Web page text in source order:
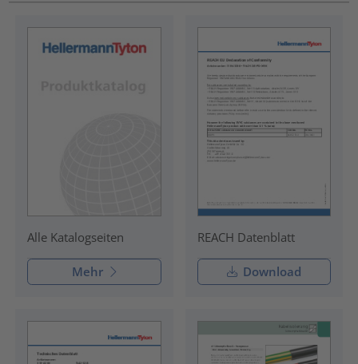
Alle Katalogseiten
Mehr
REACH Datenblatt
Download